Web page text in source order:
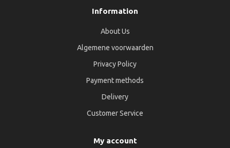
Information
About Us
Algemene voorwaarden
Privacy Policy
Payment methods
Delivery
Customer Service
My account